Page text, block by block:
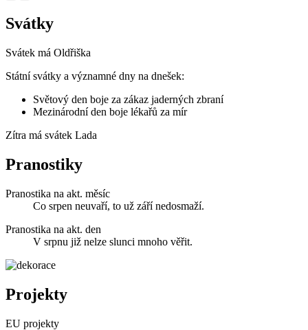
Svátky
Svátek má Oldřiška
Státní svátky a významné dny na dnešek:
Světový den boje za zákaz jaderných zbraní
Mezinárodní den boje lékařů za mír
Zítra má svátek Lada
Pranostiky
Pranostika na akt. měsíc
Co srpen neuvaří, to už září nedosmaží.
Pranostika na akt. den
V srpnu již nelze slunci mnoho věřit.
Projekty
EU projekty